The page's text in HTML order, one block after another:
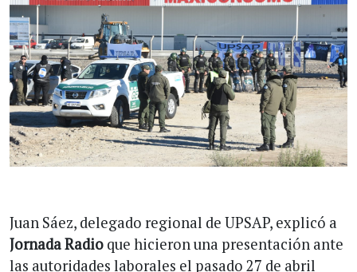
Juan Sáez, delegado regional de UPSAP, explicó a
Jornada Radio que hicieron una presentación ante
las autoridades laborales el pasado 27 de abril